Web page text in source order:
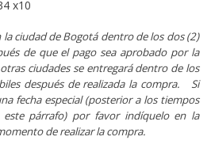
x10
ciudad de Bogotá dentro de los dos (2)
de que el pago sea aprobado por la
ciudades se entregará dentro de los
después de realizada la compra. Si
fecha especial (posterior a los tiempos
este párrafo) por favor indíquelo en la
de realizar la compra.